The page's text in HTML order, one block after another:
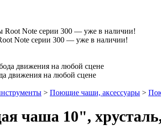
Note серии 300 — уже в наличии!
движения на любой сцене
> Поющие чаши, аксессуары >
чаша 10",